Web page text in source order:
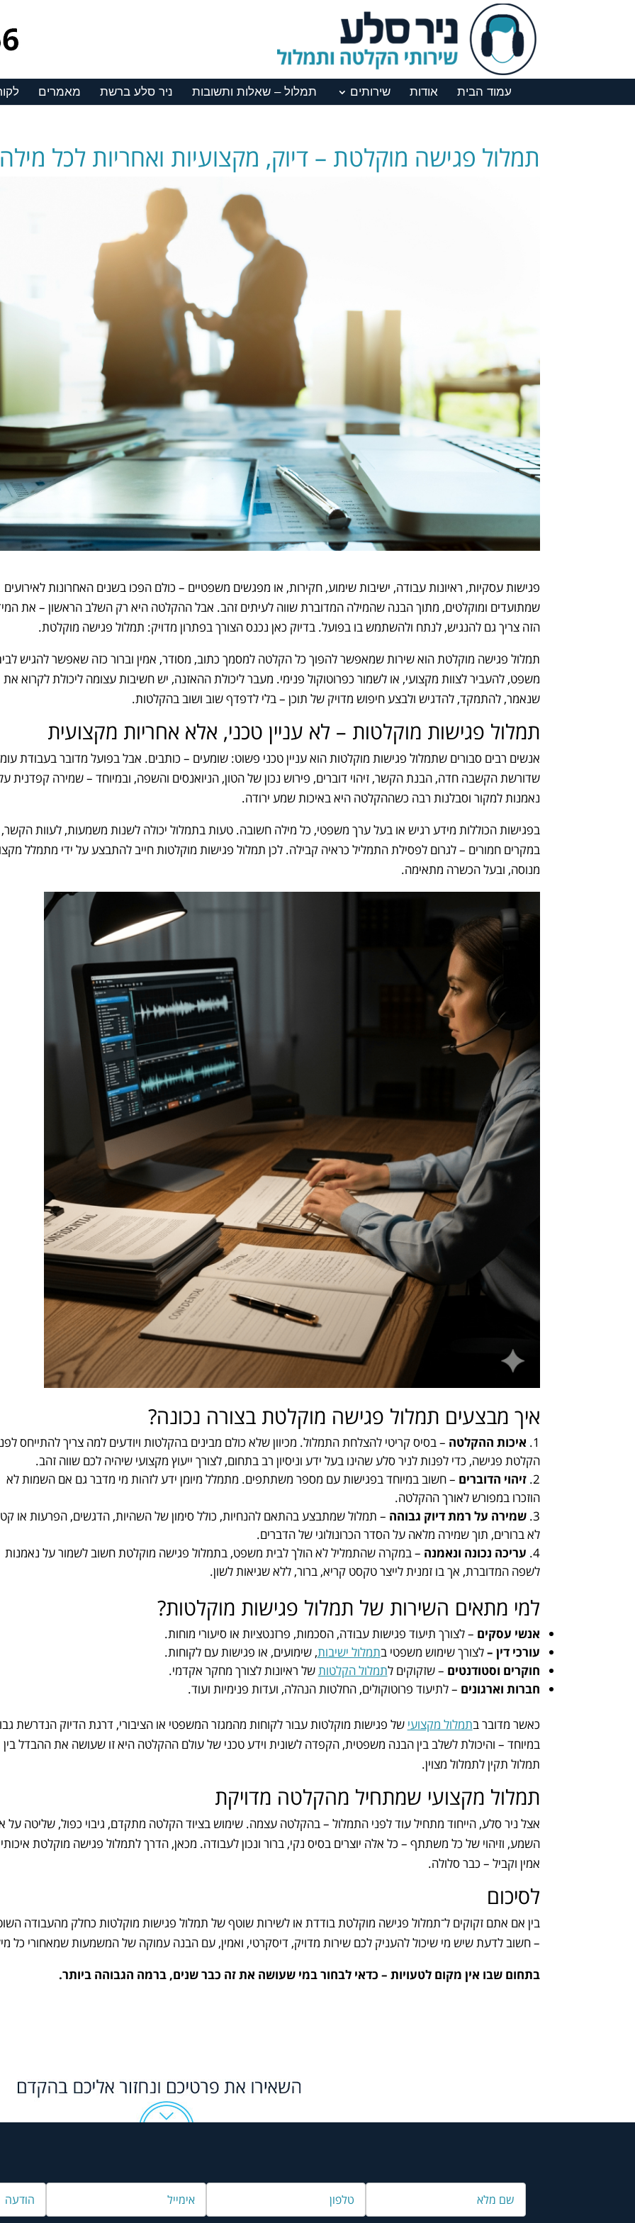
עמוד הבית אודות שירותים תמלול – שאלות ותשובות ניר סלע ברשת מאמרים
תמלול פגישה מוקלטת – דיוק, מקצועיות ואחריות לכל
פגישות עסקיות, ראיונות עבודה, ישיבות שימוע, חקירות, או מפגשים משפטיים – כולם הפכו בשנים האחרונות לאירועים
שמתועדים ומוקלטים, מתוך הבנה שהמילה המדוברת שווה לעיתים זהב. אבל ההקלטה היא רק השלב הראשון – את
הזה צריך גם להנגיש, לנתח ולהשתמש בו בפועל. בדיוק כאן נכנס הצורך בפתרון מדויק: תמלול פגישה מוקלטת.
תמלול פגישה מוקלטת הוא שירות שמאפשר להפוך כל הקלטה למסמך כתוב, מסודר, אמין וברור כזה שאפשר להגיש
משפט, להעביר לצוות מקצועי, או לשמור כפרוטוקול פנימי. מעבר ליכולת ההאזנה, יש חשיבות עצומה ליכולת לקרוא
שנאמר, להתמקד, להדגיש ולבצע חיפוש מדויק של תוכן – בלי לדפדף שוב ושוב בהקלטות.
תמלול פגישות מוקלטות – לא עניין טכני, אלא אחריות מקצועית
אנשים רבים סבורים שתמלול פגישות מוקלטות הוא עניין טכני פשוט: שומעים – כותבים. אבל בפועל מדובר בעבודת
שדורשת הקשבה חדה, הבנת הקשר, זיהוי דוברים, פירוש נכון של הטון, הניואנסים והשפה, ובמיוחד – שמירה קפדנית
נאמנות למקור וסבלנות רבה כשההקלטה היא באיכות שמע ירודה.
בפגישות הכוללות מידע רגיש או בעל ערך משפטי, כל מילה חשובה. טעות בתמלול יכולה לשנות משמעות, לעוות הקשר,
במקרים חמורים – לגרום לפסילת התמליל כראיה קבילה. לכן תמלול פגישות מוקלטות חייב להתבצע על ידי מתמלל
מנוסה, ובעל הכשרה מתאימה.
איך מבצעים תמלול פגישה מוקלטת בצורה נכונה?
איכות ההקלטה – בסיס קריטי להצלחת התמלול. מכיוון שלא כולם מבינים בהקלטות ויודעים למה צריך להתייחס
הקלטת פגישה, כדי לפנות לניר סלע שהינו בעל ידע וניסיון רב בתחום, לצורך ייעוץ מקצועי שיהיה לכם שווה זהב.
זיהוי הדוברים – חשוב במיוחד בפגישות עם מספר משתתפים. מתמלל מיומן ידע לזהות מי מדבר גם אם השמות לא
הוזכרו במפורש לאורך ההקלטה.
שמירה על רמת דיוק גבוהה – תמלול שמתבצע בהתאם להנחיות, כולל סימון של השהיות, הדגשים, הפרעות או
לא ברורים, תוך שמירה מלאה על הסדר הכרונולוגי של הדברים.
עריכה נכונה ונאמנה – במקרה שהתמליל לא הולך לבית משפט, בתמלול פגישה מוקלטת חשוב לשמור על נאמנות
לשפה המדוברת, אך בו זמנית לייצר טקסט קריא, ברור, ללא שגיאות לשון.
למי מתאים השירות של תמלול פגישות מוקלטות?
אנשי עסקים – לצורך תיעוד פגישות עבודה, הסכמות, פרזנטציות או סיעורי מוחות.
עורכי דין –לצורך שימוש משפטי בתמלול ישיבות, שימועים, או פגישות עם לקוחות.
חוקרים וסטודנטים – שזקוקים לתמלול הקלטותשל ראיונות לצורך מחקר אקדמי.
חברות וארגונים – לתיעוד פרוטוקולים, החלטות הנהלה, ועדות פנימיות ועוד.
כאשר מדובר בתמלול מקצועי של פגישות מוקלטות עבור לקוחות מהמגזר המשפטי או הציבורי, דרגת הדיוק הנדרשת
במיוחד – והיכולת לשלב בין הבנה משפטית, הקפדה לשונית וידע טכני של עולם ההקלטה היא זו שעושה את ההבדל בין
תמלול תקין לתמלול מצוין.
תמלול מקצועי שמתחיל מהקלטה מדויקת
אצל ניר סלע, הייחוד מתחיל עוד לפני התמלול – בהקלטה עצמה. שימוש בציוד הקלטה מתקדם, גיבוי כפול, שליטה על
השמע, וזיהוי של כל משתתף – כל אלה יוצרים בסיס נקי, ברור ונכון לעבודה. מכאן, הדרך לתמלול פגישה מוקלטת
אמין וקביל – כבר סלולה.
לסיכום
בין אם אתם זקוקים ל־תמלול פגישה מוקלטת בודדת או לשירות שוטף של תמלול פגישות מוקלטות כחלק מהעבודה
– חשוב לדעת שיש מי שיכול להעניק לכם שירות מדויק, דיסקרטי, ואמין, עם הבנה עמוקה של המשמעות שמאחורי כל
בתחום שבו אין מקום לטעויות – כדאי לבחור במי שעושה את זה כבר שנים, ברמה הגבוהה ביותר.